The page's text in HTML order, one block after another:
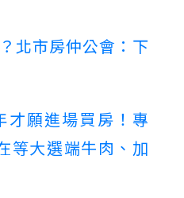
北市房仲公會：下
才願進場買房！專
等大選端牛肉、加